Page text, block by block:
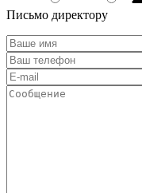
Письмо директору